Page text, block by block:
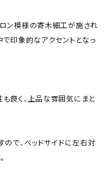
ン模様の寄木細工が施され
で印象的なアクセントとなっ
良く、上品な雰囲気にまと
ので、ベッドサイドに左右対